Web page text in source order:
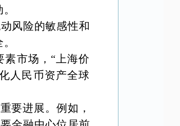
风险的敏感性和
市场， “上海价
人民币资产全球
要进展。例如，